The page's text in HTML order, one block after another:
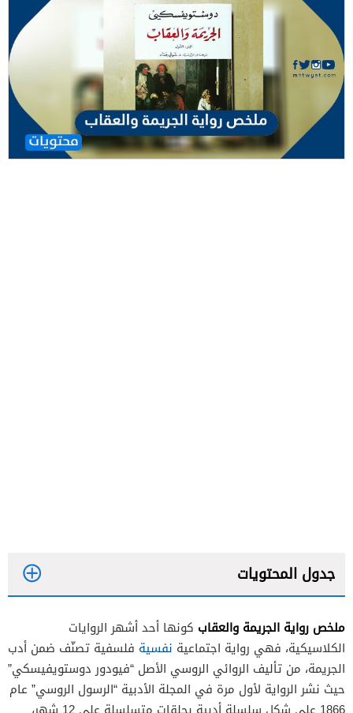
جدول المحتويات
ملخص رواية الجريمة والعقاب كونها أحد أشهر الروايات
الكلاسيكية، فهي رواية اجتماعية نفسية فلسفية تصنّف ضمن أدب
الجريمة، من تأليف الروائي الروسي الأصل “فيودور دوستويفيسكي”
حيث نشر الرواية لأول مرة في المجلة الأدبية “الرسول الروسي” عام